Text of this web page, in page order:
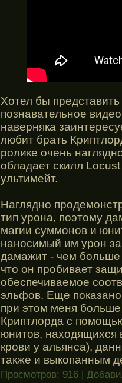
Хотел бы
познавательное
наверняка
любит брать
ролике очень
обладает скилл
ультимейт.
Наглядно
тип урона, поэтому
магии суммонов и
наносимый им урон
дамажит - чем
что он пробивает
обеспечиваемое
эльфов. Еще
при этом меня больше
Криптлорда с
юнитов, находящихся
крови у альянса),
также и выкопанным
Просмотров: 916 |